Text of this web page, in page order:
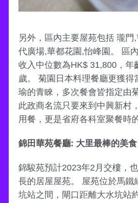
另外，區內主要屋苑包括 瓏門
代廣場,華都花園,怡峰園。 區
收入中位數為HK$ 31,800，年
歲。 菊園日本料理餐廳更獲得
瑜的青睞，多次餐會皆指定由
此政商名流只要來到中興新村
用餐，更是省府各科室聚餐時
錦田華苑餐廳: 大里最棒的美食
錦駿苑預計2023年2月交樓，
長的居屋屋苑。 屋苑位於馬鐵
坑站之間，閘口距離大水坑站